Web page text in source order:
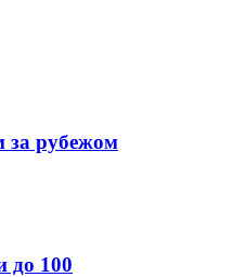
за рубежом
до 100